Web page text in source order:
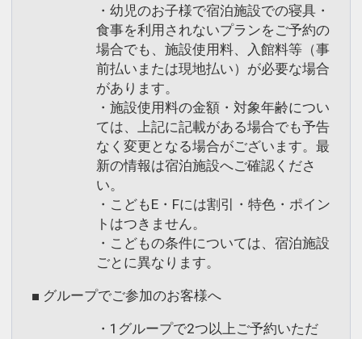
・幼児のお子様で宿泊施設での寝具・
食事を利用されないプランをご予約の
場合でも、施設使用料、入館料等（事
前払いまたは現地払い）が必要な場合
があります。
・施設使用料の金額・対象年齢につい
ては、上記に記載がある場合でも予告
なく変更となる場合がございます。最
新の情報は宿泊施設へご確認くださ
い。
・こどもE・Fには割引・特色・ポイン
トはつきません。
・こどもの条件については、宿泊施設
ごとに異なります。
■ グループでご参加のお客様へ
・1グループで2つ以上ご予約いただ